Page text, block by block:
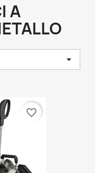
A

favorite_border